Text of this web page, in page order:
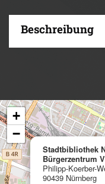
Beschreibung
Stadtbibliothek
Bürgerzentrum
Philipp-Koerber-
90439 Nürnberg
+
−